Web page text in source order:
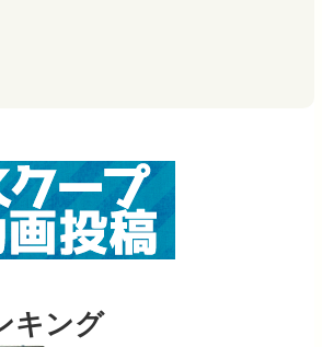
キング